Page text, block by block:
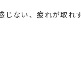
ない、疲れが取